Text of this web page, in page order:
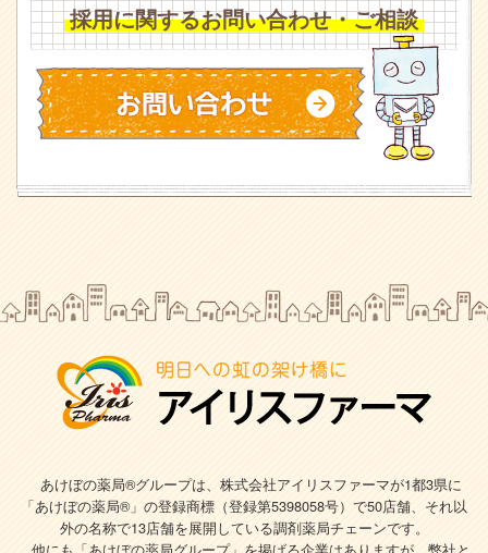
採用に関するお問い合わせ・ご相談
あけぼの薬局®グループは、株式会社アイリスファーマが1都3県に
「あけぼの薬局®」の登録商標（登録第5398058号）で50店舗、それ以
外の名称で13店舗を展開している調剤薬局チェーンです。